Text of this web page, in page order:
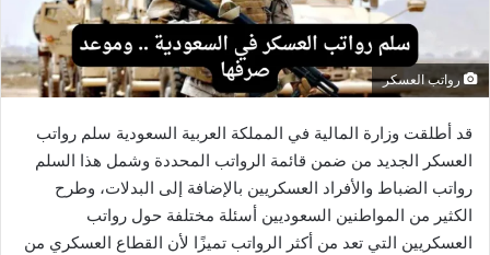
رواتب العسكر
قد أطلقت وزارة المالية في المملكة العربية السعودية سلم رواتب
العسكر الجديد من ضمن قائمة الرواتب المحددة وشمل هذا السلم
رواتب الضباط والأفراد العسكريين بالإضافة إلى البدلات، وطرح
الكثير من المواطنين السعوديين أسئلة مختلفة حول رواتب
العسكريين التي تعد من أكثر الرواتب تميزًا لأن القطاع العسكري من